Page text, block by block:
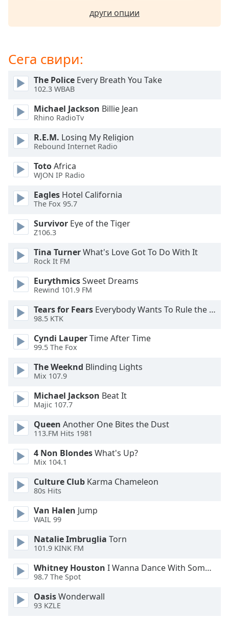
Audio
Picture-
in-
Fullscreen
This
window.
Beginning
window.
Escape
cancel
close
window.
Color
Opacity
Background
Color
Opacity
Caption
Area
Color
Opacity
Font
Edge
Style
други опции
Сега свири:
The Police Every Breath You Take
102.3 WBAB
Michael Jackson Billie Jean
Rhino RadioTv
R.E.M. Losing My Religion
Rebound Internet Radio
TotoAfrica
WJON IP Radio
Eagles Hotel California
The Fox 95.7
Survivor Eye of the Tiger
Z106.3
Tina TurnerWhat's Love Got To Do With It
Rock It FM
EurythmicsSweet Dreams
Rewind 101.9 FM
Tears for Fears Everybody Wants To Rule the World
98.5 KTK
Cyndi LauperTime After Time
99.5 The Fox
The Weeknd Blinding Lights
Mix 107.9
Michael Jackson Beat It
Majic 107.7
Queen Another One Bites the Dust
113.FM Hits 1981
4 Non BlondesWhat's Up?
Mix 104.1
Culture Club Karma Chameleon
80s Hits
Van Halen Jump
WAIL 99
Natalie Imbruglia Torn
101.9 KINK FM
Whitney Houston I Wanna Dance With Somebody
98.7 The Spot
OasisWonderwall
93 KZLE